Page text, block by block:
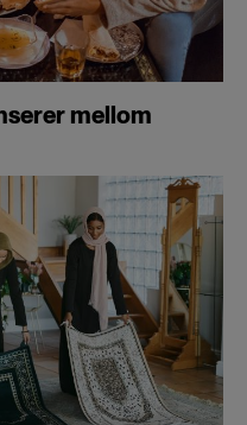
mellom